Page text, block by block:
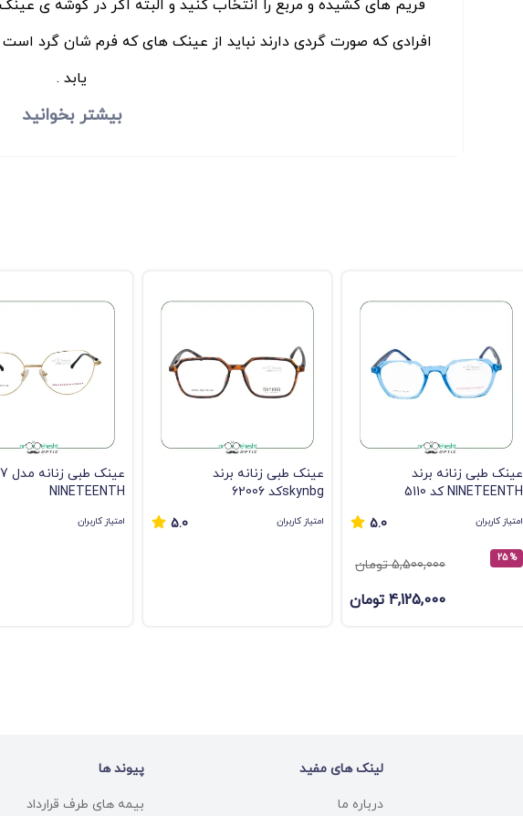
فریم های کشیده و مربع را انتخاب کنید و البته اگر در گوشه ی
افرادی که صورت گردی دارند نباید از عینک های که فرم شان گرد
یابد .
بیشتر بخوانید
عینک طبی زنانه برند
NINETEENTH کد 5110
امتیاز کاربران 5.0
% 25 5,500,000 تومان
4,125,000 تومان
عینک طبی زنانه برند
skynbgکد 62006
امتیاز کاربران 5.0
NINETEENTH
امتیاز کاربران
لینک های مفید
درباره ما
پیوند ها
بیمه های طرف قرارداد